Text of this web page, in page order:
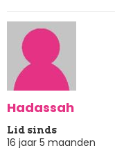
Hadassah
Lid sinds
16 jaar 5 maanden